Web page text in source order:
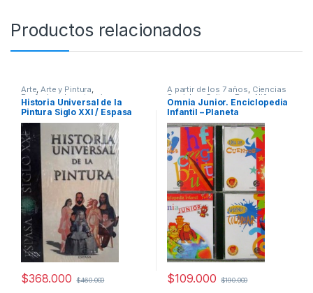
Productos relacionados
Arte,Arte y Pintura,
Profesionales y tecnicos
Historia Universal de la
Pintura Siglo XXI / Espasa
$368.000 $460.000
A partir de los 7 años, Ciencias
Sociales , Cultura Para Niños ,
Diccionarios y Enciclopedias,
Didácticos, Educación y
Informática y Tecnología,
Interes General Profesionales y
tecnicos
Omnia Junior. Enciclopedia
Infantil – Planeta
$109.000 $190.000